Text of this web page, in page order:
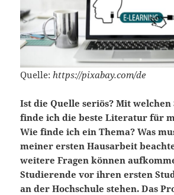
Quelle: https://pixabay.com/de
Ist die Quelle seriös? Mit welchen
finde ich die beste Literatur für
Wie finde ich ein Thema? Was
meiner ersten Hausarbeit
weitere Fragen können
Studierende vor ihren ersten
an der Hochschule stehen. Das